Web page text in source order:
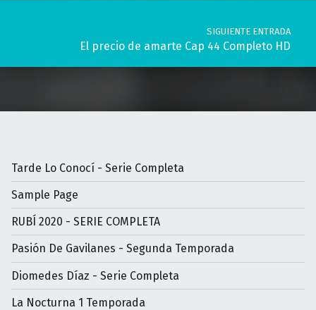
SIGUIENTE ENTRADA
El precio de amarte Cap 44 Completo HD
Tarde Lo Conocí - Serie Completa
Sample Page
RUBÍ 2020 - SERIE COMPLETA
Pasión De Gavilanes - Segunda Temporada
Diomedes Díaz - Serie Completa
La Nocturna 1 Temporada